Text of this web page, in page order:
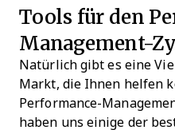
Tools für den
Management-
Natürlich gibt es eine
Markt, die Ihnen helfen
Performance-
haben uns einige der